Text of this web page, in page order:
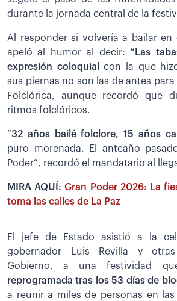
durante la jornada central de la
Al responder si volvería a bailar en
apeló al humor al decir:“Las
expresión coloquialcon la que
sus piernas no son las de antes
Folclórica, aunque recordó que
ritmos folclóricos.
“32 años bailé folclore, 15 años
puro morenada. El anteaño
Poder”, recordó el mandatario al
MIRA AQUÍ:Gran Poder 2026: La
toma las calles de La Paz
El jefe de Estado asistió a la
gobernador Luis Revilla y
Gobierno, a una festividad
reprogramada tras los 53 días de
a reunir a miles de personas en las